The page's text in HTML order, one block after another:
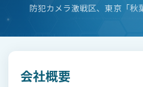
防犯カメラ激戦区、東京「秋
会社概要